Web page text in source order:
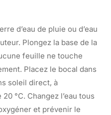
d’eau de pluie ou d’eau
Plongez la base de la
feuille ne touche
Placez le bocal dans
soleil direct, à
°C. Changez l’eau tous
et prévenir le